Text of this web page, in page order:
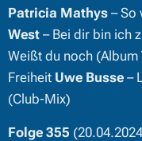
Patricia Mathys – So
West – Bei dir bin ich
Weißt du noch (Album
Freiheit Uwe Busse –
(Club-Mix)
Folge 355